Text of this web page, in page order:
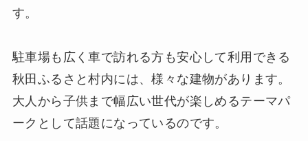
す。
駐車場も広く車で訪れる方も安心して利用できる
秋田ふるさと村内には、様々な建物があります。
大人から子供まで幅広い世代が楽しめるテーマパ
ークとして話題になっているのです。